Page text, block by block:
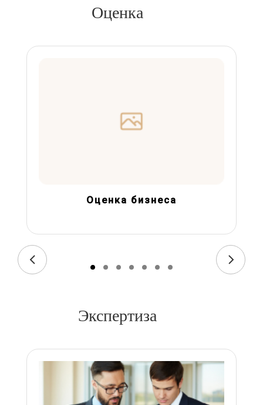
Оценка
Оценка бизнеса
Экспертиза